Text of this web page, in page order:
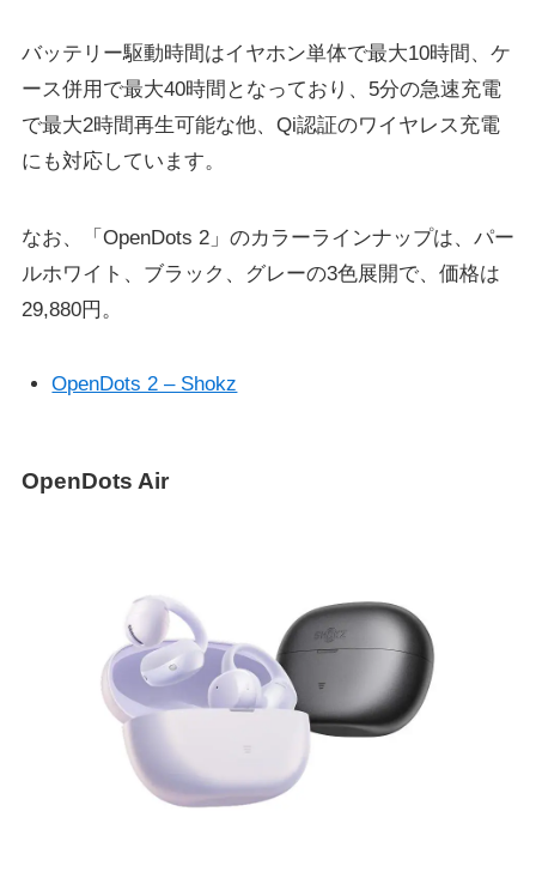
バッテリー駆動時間はイヤホン単体で最大10時間、ケ
ース併用で最大40時間となっており、5分の急速充電
で最大2時間再生可能な他、Qi認証のワイヤレス充電
にも対応しています。
なお、「OpenDots 2」のカラーラインナップは、パー
ルホワイト、ブラック、グレーの3色展開で、価格は
29,880円。
OpenDots 2 – Shokz
OpenDots Air